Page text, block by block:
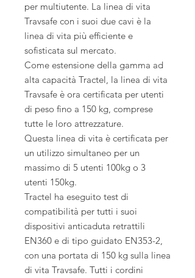
per multiutente. La linea di vita
Travsafe con i suoi due cavi è la
linea di vita più efficiente e
sofisticata sul mercato.
Come estensione della gamma ad
alta capacità Tractel, la linea di vita
Travsafe è ora certificata per utenti
di peso fino a 150 kg, comprese
tutte le loro attrezzature.
Questa linea di vita è certificata per
un utilizzo simultaneo per un
massimo di 5 utenti 100kg o 3
utenti 150kg.
Tractel ha eseguito test di
compatibilità per tutti i suoi
dispositivi anticaduta retrattili
EN360 e di tipo guidato EN353-2,
con una portata di 150 kg sulla linea
di vita Travsafe. Tutti i cordini